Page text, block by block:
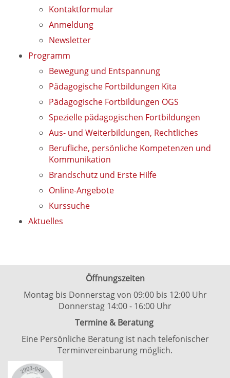
Kontaktformular
Anmeldung
Newsletter
Programm
Bewegung und Entspannung
Pädagogische Fortbildungen Kita
Pädagogische Fortbildungen OGS
Spezielle pädagogischen Fortbildungen
Aus- und Weiterbildungen, Rechtliches
Berufliche, persönliche Kompetenzen und
Kommunikation
Brandschutz und Erste Hilfe
Online-Angebote
Kurssuche
Aktuelles
Öffnungszeiten
Montag bis Donnerstag von 09:00 bis 12:00 Uhr
Donnerstag 14:00 - 16:00 Uhr
Termine & Beratung
Eine Persönliche Beratung ist nach telefonischer
Terminvereinbarung möglich.